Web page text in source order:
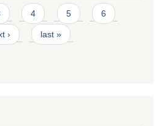
4 5 6
› last »